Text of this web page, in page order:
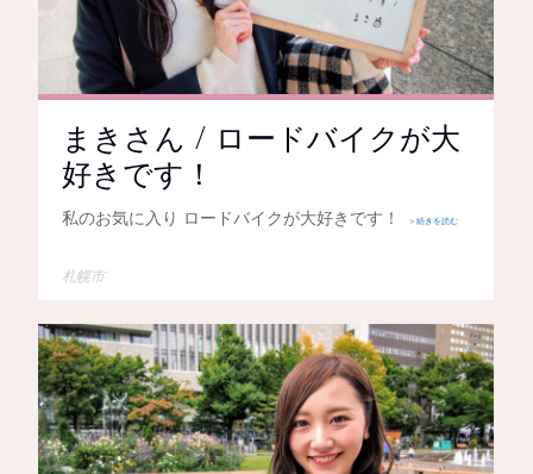
まきさん / ロードバイクが大
好きです！
私のお気に入り ロードバイクが大好きです！ ＞続きを読む
札幌市